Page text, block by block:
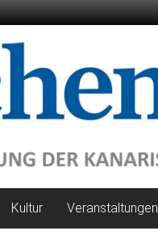
Kultur Veranstaltungen